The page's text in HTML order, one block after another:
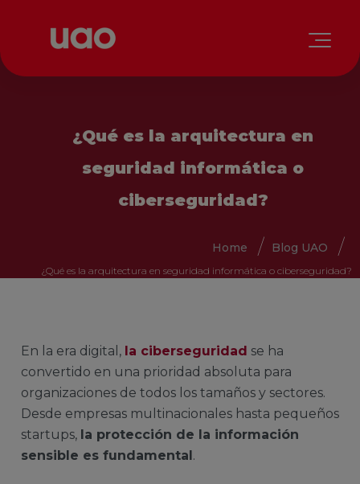
¿Qué es la arquitectura en
seguridad informática o
ciberseguridad?
Home Blog UAO
¿Qué es la arquitectura en seguridad informática o ciberseguridad?
En la era digital, la ciberseguridad se ha
convertido en una prioridad absoluta para
organizaciones de todos los tamaños y sectores.
Desde empresas multinacionales hasta pequeños
startups, la protección de la información
sensible es fundamental.